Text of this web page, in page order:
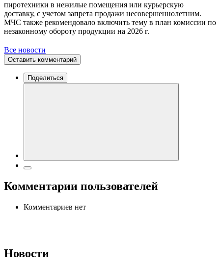
пиротехники в нежилые помещения или курьерскую
доставку, с учетом запрета продажи несовершеннолетним.
МЧС также рекомендовало включить тему в план комиссии по
незаконному обороту продукции на 2026 г.
Все новости
Оставить комментарий
Поделиться
Комментарии пользователей
Комментариев нет
Новости